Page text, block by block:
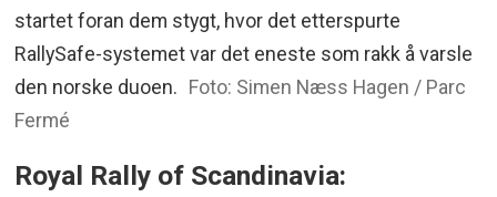
startet foran dem stygt, hvor det etterspurte
RallySafe-systemet var det eneste som rakk å varsle
den norske duoen. Foto: Simen Næss Hagen / Parc
Fermé
Royal Rally of Scandinavia: